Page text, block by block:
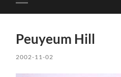
Toggle
mobile
Peuyeum Hill
2002-11-02